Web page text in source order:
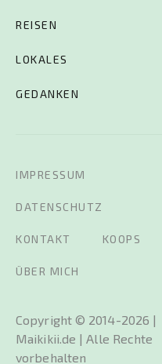
REISEN
LOKALES
GEDANKEN
Copyright © 2014-2026 |
Maikikii.de | Alle Rechte
vorbehalten
IMPRESSUM
DATENSCHUTZ
KONTAKT KOOPS
ÜBER MICH